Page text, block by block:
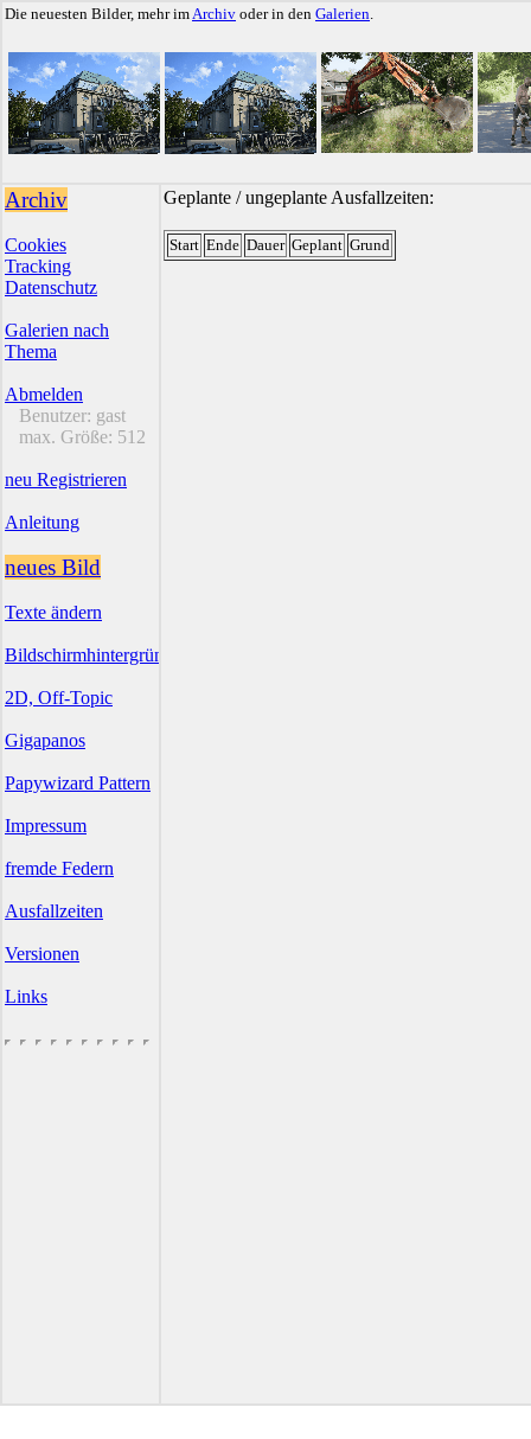
Die neuesten Bilder, mehr imArchiv oder in den Galerien.
Archiv
Cookies
Tracking
Datenschutz
Galerien nach
Thema
Abmelden
Benutzer: gast
max. Größe: 512
neu Registrieren
Anleitung
neues Bild
Texte ändern
Bildschirmhintergründe
2D, Off-Topic
Gigapanos
Papywizard Pattern
Impressum
fremde Federn
Ausfallzeiten
Versionen
Links
Geplante / ungeplante Ausfallzeiten:
Start Ende Dauer Geplant Grund